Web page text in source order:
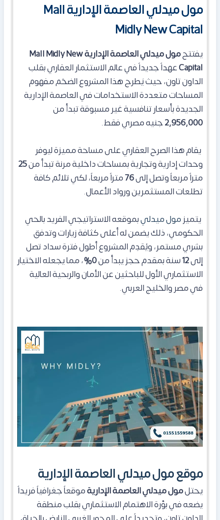
مول ميدلي العاصمة الإدارية Mall
Midly New Capital
يفتتح
مول ميدلي العاصمة الإدارية Mall Midly New
Capitalعهداً جديداً في عالم الاستثمار العقاري بقلب
الداون تاون، حيث يَطرح هذا المشروع الضخم مفهوم
المساحات متعددة الاستخدامات في العاصمة الإدارية
الجديدة بأسعار تنافسية غير مسبوقة تبدأ من
2,956,000جنيه مصري فقط.
يقام هذا الصرح العقاري على مساحة مميزة ليوفر
وحدات إدارية وتجارية بمساحات داخلية مرنة تبدأ من25
متراً مربعاً وتصل إلى76متراً مربعاً، لكي تلائم كافة
تطلعات المستثمرين ورواد الأعمال.
يتميزمول ميدليبموقعه الاستراتيجي الفريد بالحي
الحكومي، ذلك يضمن له أعلى كثافة زيارات وتدفق
بشري مستمر، ويُقدِم المشروع أطول فترة سداد تصل
إلى12سنة بمقدم حجز يبدأ من0%
، مما يجعله الاختيار
الاستثماري الأول للباحثين عن الأمان والربحية العالية
في مصر والخليج العربي.
موقع مول ميدلي العاصمة الإدارية
يحتلمول ميدلي العاصمة الإداريةموقعاً جغرافياً فريداً
يضعه في بؤرة الاهتمام الاستثماري بقلب منطقة